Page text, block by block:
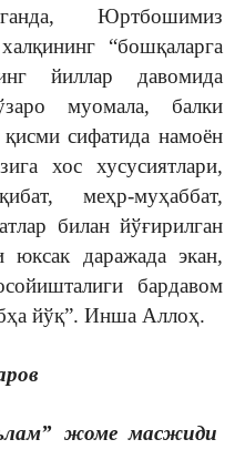
Юртбошимиз
“бошқаларга
йиллар давомида
муомала, балки
сифатида намоён
хос хусусиятлари,
меҳр-муҳаббат,
билан йўғирилган
юксак даражада экан,
бардавом
йўқ”. Инша Аллоҳ.
жоме масжиди